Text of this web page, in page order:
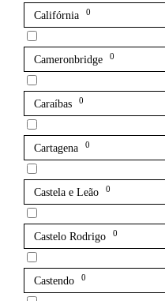
Califórnia 0
Cameronbridge 0
Caraíbas 0
Cartagena 0
Castela e Leão 0
Castelo Rodrigo 0
Castendo 0